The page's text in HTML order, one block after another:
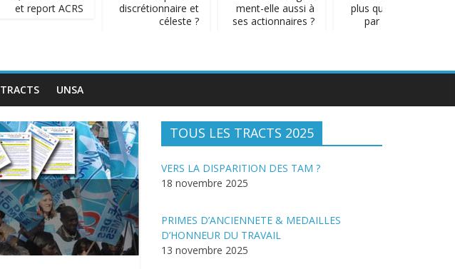
et report ACRS
discrétionnaire et
céleste ?
ment-elle aussi à
ses actionnaires ?
plus qu’anéanties
par l’inflation ?
TRACTS UNSA
TOUS LES TRACTS 2025
VERS LA DISPARITION DES TAM ?
18 novembre 2025
PRIMES D’ANCIENNETE & MEDAILLES
D’HONNEUR DU TRAVAIL
13 novembre 2025